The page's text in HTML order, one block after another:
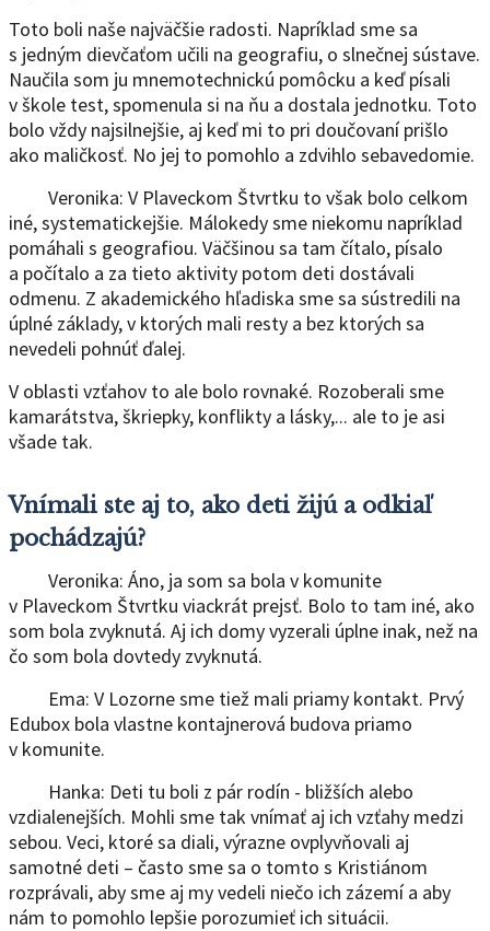
Toto boli naše najväčšie radosti. Napríklad sme sa
s jedným dievčaťom učili na geografiu, o slnečnej sústave.
Naučila som ju mnemotechnickú pomôcku a keď písali
v škole test, spomenula si na ňu a dostala jednotku. Toto
bolo vždy najsilnejšie, aj keď mi to pri doučovaní prišlo
ako maličkosť. No jej to pomohlo a zdvihlo sebavedomie.
Veronika: V Plaveckom Štvrtku to však bolo celkom
iné, systematickejšie. Málokedy sme niekomu napríklad
pomáhali s geografiou. Väčšinou sa tam čítalo, písalo
a počítalo a za tieto aktivity potom deti dostávali
odmenu. Z akademického hľadiska sme sa sústredili na
úplné základy, v ktorých mali resty a bez ktorých sa
nevedeli pohnúť ďalej.
V oblasti vzťahov to ale bolo rovnaké. Rozoberali sme
kamarátstva, škriepky, konflikty a lásky,... ale to je asi
všade tak.
Vnímali ste aj to, ako deti žijú a odkiaľ
pochádzajú?
Veronika: Áno, ja som sa bola v komunite
v Plaveckom Štvrtku viackrát prejsť. Bolo to tam iné, ako
som bola zvyknutá. Aj ich domy vyzerali úplne inak, než na
čo som bola dovtedy zvyknutá.
Ema: V Lozorne sme tiež mali priamy kontakt. Prvý
Edubox bola vlastne kontajnerová budova priamo
v komunite.
Hanka: Deti tu boli z pár rodín - bližších alebo
vzdialenejších. Mohli sme tak vnímať aj ich vzťahy medzi
sebou. Veci, ktoré sa diali, výrazne ovplyvňovali aj
samotné deti – často sme sa o tomto s Kristiánom
rozprávali, aby sme aj my vedeli niečo ich zázemí a aby
nám to pomohlo lepšie porozumieť ich situácii.